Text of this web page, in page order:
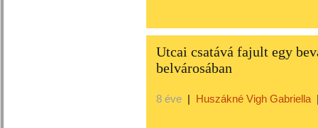
Utcai csatává fajult egy
belvárosában
8 éve | Huszákné Vigh Gabriella